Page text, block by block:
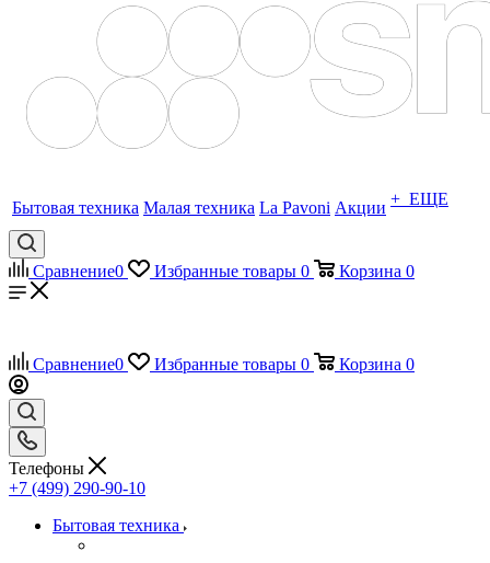
Бытовая техника Малая техника La Pavoni Акции + ЕЩЕ
Сравнение0 Избранные товары 0 Корзина 0
Сравнение0 Избранные товары 0 Корзина 0
Телефоны
+7 (499) 290-90-10
Бытовая техника